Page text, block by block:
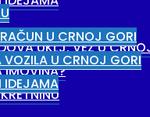
UKLJ. VEZ U
IMOVINA?
U CRNOJ GORI
U CRNOJ GORI
IDEJAMA